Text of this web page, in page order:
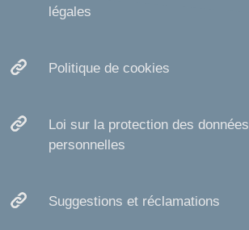
légales
Politique de cookies
Loi sur la protection des données
personnelles
Suggestions et réclamations